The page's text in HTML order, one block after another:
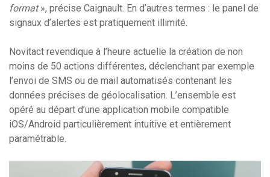
format», précise Caignault. En d’autres termes : le panel de
signaux d’alertes est pratiquement illimité.
Novitact revendique à l’heure actuelle la création de non
moins de 50 actions différentes, déclenchant par exemple
l’envoi de SMS ou de mail automatisés contenant les
données précises de géolocalisation. L’ensemble est
opéré au départ d’une application mobile compatible
iOS/Android particulièrement intuitive et entièrement
paramétrable.